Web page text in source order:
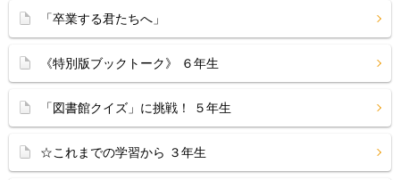
「卒業する君たちへ」
《特別版ブックトーク》 ６年生
「図書館クイズ」に挑戦！ ５年生
☆これまでの学習から ３年生